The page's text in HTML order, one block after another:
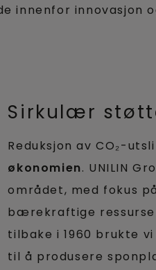
innenfor innovasjon
Sirkulær
Reduksjon av CO₂-
økonomien. UNILIN
området, med fokus
bærekraftige
tilbake i 1960 brukte
til å produsere